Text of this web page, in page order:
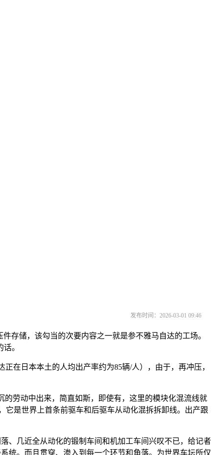
发布时间：2026-03-01 09:46
储，该勾当的次要内容之一就是参不雅马自达的工场。
。
在日本本土的人均出产率约为85辆/人），由于，再冲压，
劳动中出来，简直如斯，即使有，这里的模块化混流线就
是世界上首条前驱车和后驱车从动化混拆拆卸线。出产跟
几近全从动化的锻制车间和机加工车间兴叹不已，给记者
统。而且贯穿、渗入到每一个环节和角落。为世界车坛所仅